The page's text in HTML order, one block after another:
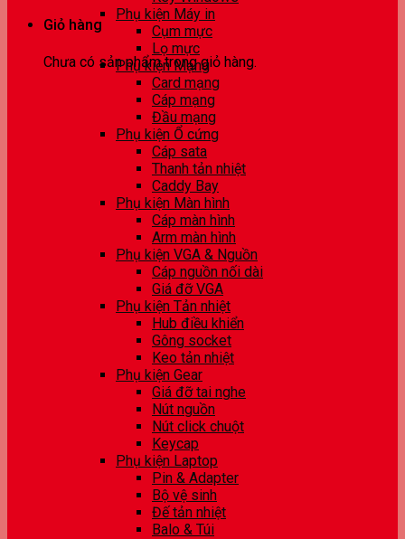
Giỏ hàng
Chưa có sản phẩm trong giỏ hàng.
Phụ kiện Máy in
Cụm mực
Lọ mực
Phụ kiện Mạng
Card mạng
Cáp mạng
Đầu mạng
Phụ kiện Ổ cứng
Cáp sata
Thanh tản nhiệt
Caddy Bay
Phụ kiện Màn hình
Cáp màn hình
Arm màn hình
Phụ kiện VGA & Nguồn
Cáp nguồn nối dài
Giá đỡ VGA
Phụ kiện Tản nhiệt
Hub điều khiển
Gông socket
Keo tản nhiệt
Phụ kiện Gear
Giá đỡ tai nghe
Nút nguồn
Nút click chuột
Keycap
Phụ kiện Laptop
Pin & Adapter
Bộ vệ sinh
Đế tản nhiệt
Balo & Túi